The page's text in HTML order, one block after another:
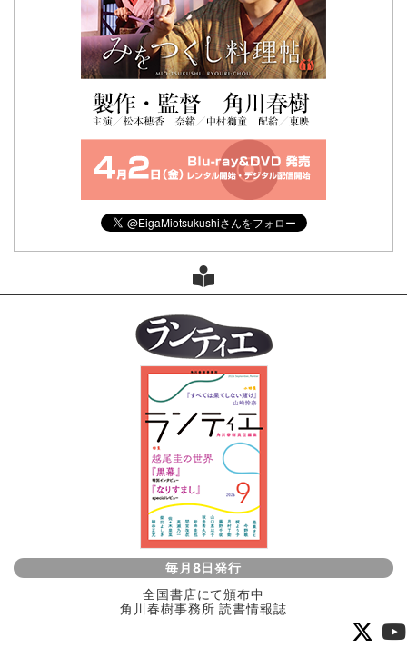
毎月8日発行
全国書店にて頒布中
角川春樹事務所 読書情報誌